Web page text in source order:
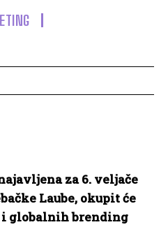
za 6. veljače
Laube, okupit će
globalnih brending